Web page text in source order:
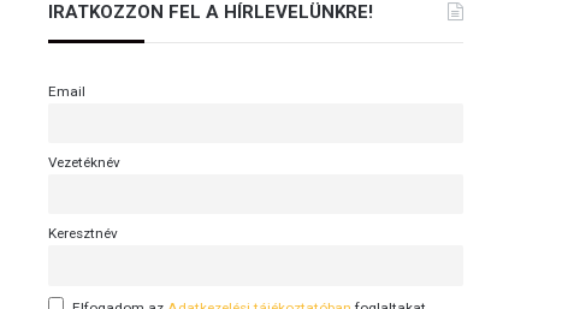
IRATKOZZON FEL A HÍRLEVELÜNKRE!
Email
Vezetéknév
Keresztnév